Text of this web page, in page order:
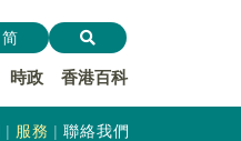
時政 香港百科
简
服務 聯絡我們